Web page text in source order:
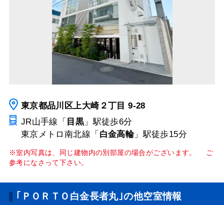
東京都品川区上大崎２丁目 9-28
JR山手線「 目黒 」駅徒歩6分
東京メトロ南北線「 白金高輪」駅徒歩15分
※室内写真は、同じ建物内の別部屋の場合がございます。 ご
参考になさって下さい。
｢ＰＯＲＴＯ白金長者丸｣の他空室情報